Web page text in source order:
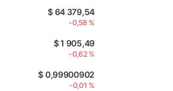
$ 64 379,54
-0,58 %
$ 1 905,49
-0,62 %
$ 0,99900902
-0,01 %